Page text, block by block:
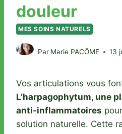
douleur
MES SOINS NATURELS
Par Marie PACÔME 13
Vos articulations vous
L’harpagophytum, une
anti-inflammatoires
solution naturelle. Cette